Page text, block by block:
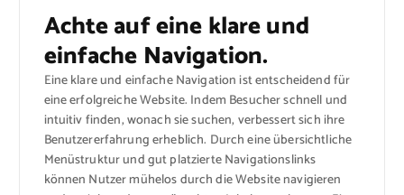
Achte auf eine klare und
einfache Navigation.
Eine klare und einfache Navigation ist entscheidend für
eine erfolgreiche Website. Indem Besucher schnell und
intuitiv finden, wonach sie suchen, verbessert sich ihre
Benutzererfahrung erheblich. Durch eine übersichtliche
Menüstruktur und gut platzierte Navigationslinks
können Nutzer mühelos durch die Website navigieren